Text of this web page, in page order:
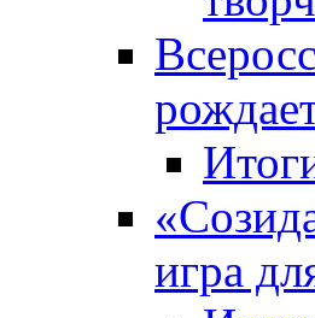
игра